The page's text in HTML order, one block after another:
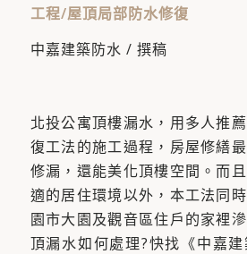
工程/屋頂局部防水修復
中嘉建築防水 / 撰稿
北投公寓頂樓漏水，用多人推
復工法的施工過程，房屋修繕
修漏，還能美化頂樓空間。而
適的居住環境以外，本工法同
園市大園及觀音區住戶的家裡
頂漏水如何處理?快找《中嘉